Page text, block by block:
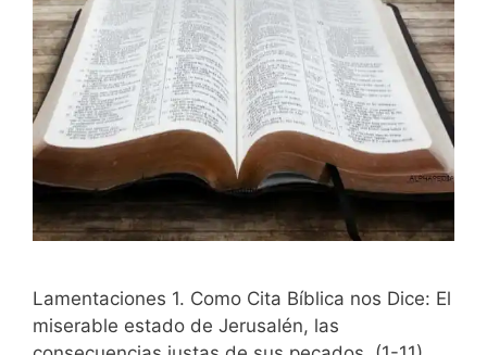
Lamentaciones 1. Como Cita Bíblica nos Dice: El
miserable estado de Jerusalén, las